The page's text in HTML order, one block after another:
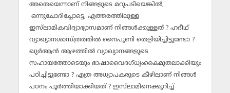
അതെയെന്നാണ് നിങ്ങളുടെ മറുപടിയെങ്കില്‍,
ഒന്നുചോദിച്ചോട്ടെ, എത്തരത്തിലുള്ള
ഇസ്‌ലാമികവിദ്യാഭ്യാസമാണ് നിങ്ങള്‍ക്കുള്ളത് ? ഹദീഥ്
വ്യാഖ്യാനശാസ്ത്രത്തില്‍ നൈപുണി തെളിയിച്ചിട്ടുണ്ടോ ?
ഖുര്‍ആന്‍ ആഴത്തില്‍ വ്യാഖ്യാനങ്ങളുടെ
സഹായത്തോടെയും ഭാഷാവൈദഗ്ധ്യംകൈമുതലാക്കിയും
പഠിച്ചിട്ടുണ്ടോ ? എത്ര അധ്യാപകരുടെ കീഴിലാണ് നിങ്ങള്‍
പഠനം പൂര്‍ത്തിയാക്കിയത് ? ഇസ്‌ലാമിനെക്കുറിച്ച്